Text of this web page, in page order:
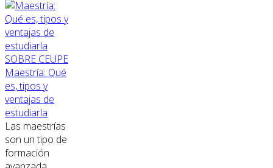
SOBRE CEUPE
Maestría: Qué
es, tipos y
ventajas de
estudiarla
Las maestrías
son un tipo de
formación